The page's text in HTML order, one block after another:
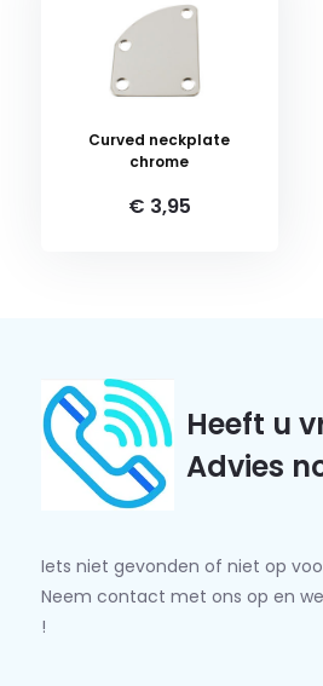
Curved neckplate
chrome
€ 3,95
Heeft u
Advies
Iets niet gevonden of niet op
Neem contact met ons op en
!